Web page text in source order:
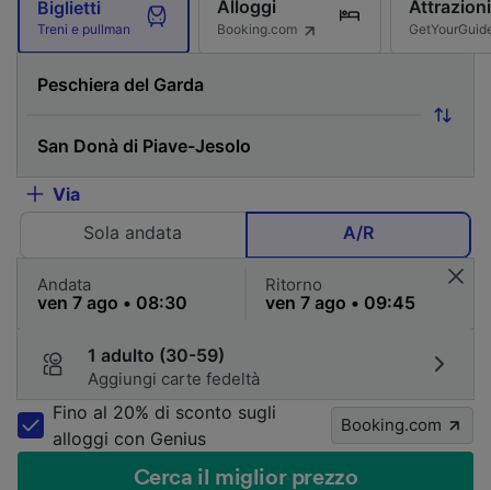
Biglietti
Treni e pullman
Alloggi
Booking.com
Attrazioni
Via
Sola andata
A/R
Andata Ritorno
1 adulto (30-59)
Aggiungi carte fedeltà
Fino al 20% di sconto sugli
alloggi con Genius
Booking.com
Cerca il miglior prezzo